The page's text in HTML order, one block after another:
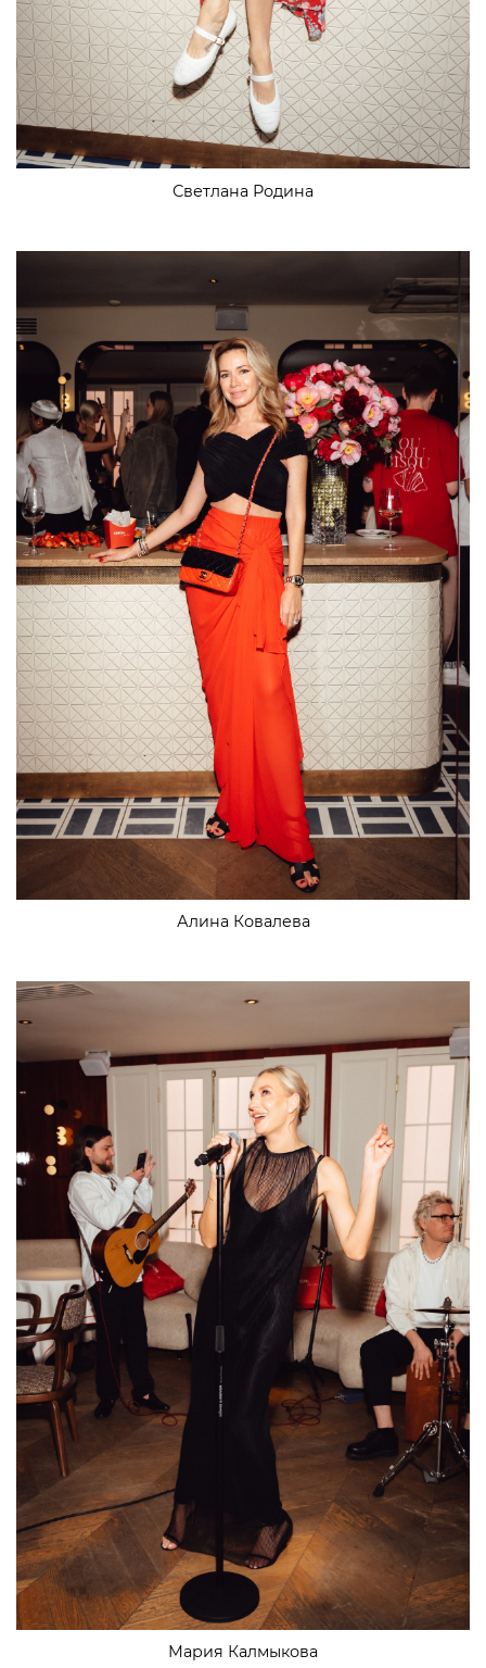
Светлана Родина
Алина Ковалева
Мария Калмыкова